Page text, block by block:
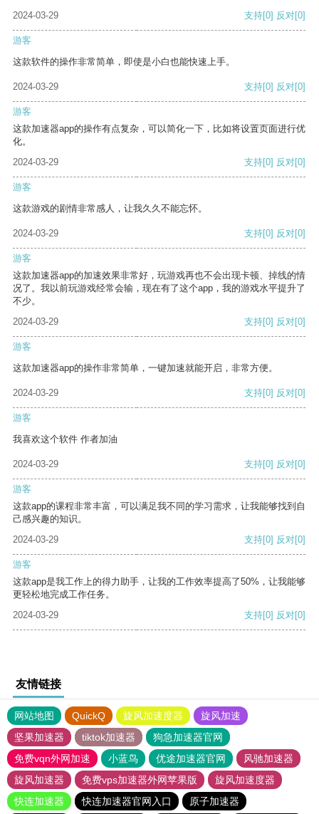
2024-03-29 支持[0] 反对[0]
游客
这款软件的操作非常简单，即使是小白也能快速上手。
2024-03-29 支持[0] 反对[0]
游客
这款加速器app的操作有点复杂，可以简化一下，比如将设置页面进行优
化。
2024-03-29
支持[0] 反对[0]
游客
这款游戏的剧情非常感人，让我久久不能忘怀。
2024-03-29 支持[0] 反对[0]
游客
这款加速器app的加速效果非常好，玩游戏再也不会出现卡顿、掉线的情
况了。我以前玩游戏经常会输，现在有了这个app，我的游戏水平提升了
不少。
2024-03-29
支持[0] 反对[0]
游客
这款加速器app的操作非常简单，一键加速就能开启，非常方便。
2024-03-29 支持[0] 反对[0]
游客
我喜欢这个软件 作者加油
2024-03-29 支持[0] 反对[0]
游客
这款app的课程非常丰富，可以满足我不同的学习需求，让我能够找到自
己感兴趣的知识。
2024-03-29
支持[0] 反对[0]
游客
这款app是我工作上的得力助手，让我的工作效率提高了50%，让我能够
更轻松地完成工作任务。
2024-03-29
支持[0] 反对[0]
友情链接
网站地图 QuickQ 旋风加速度器
旋风加速
坚果加速器
tiktok加速器
狗急加速器官网
免费vqn外网加速
小蓝鸟 优途加速器官网
风驰加速器
旋风加速器
免费vps加速器外网苹果版
旋风加速度器
快连加速器
快连加速器官网入口 原子加速器